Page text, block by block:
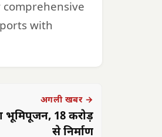
with
अगली खबर →
भूमिपूजन, 18 करोड़
से निर्माण